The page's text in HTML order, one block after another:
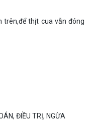
trên,để thịt cua vẫn đóng
ĐIỀU TRỊ, NGỪA